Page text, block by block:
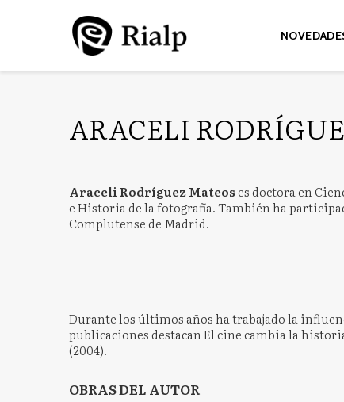
ARACELI
Araceli Rodríguez Mateos es doctora en
e Historia de la fotografía. También ha
Complutense de Madrid.
Durante los últimos años ha trabajado la
publicaciones destacan El cine cambia la
(2004).
OBRAS DEL AUTOR